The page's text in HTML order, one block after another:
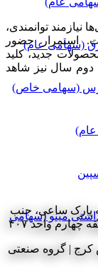
(سهامی عام)
(سهامی خاص)
مینو (سهامی
نیازمند توانمندی،
استمرار حضور
جدید، کلید
دوم سال نیز شاهد
پارک ساعی، جنب
واحد ۴۰۷
مخصوص کرج | گروه صنعتی